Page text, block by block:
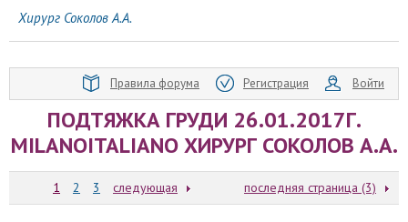
Хирург Соколов А.А.
Правила форума Регистрация Войти
ПОДТЯЖКА ГРУДИ 26.01.2017Г.
MILANOITALIANO ХИРУРГ СОКОЛОВ А.А.
1 2 3 следующая последняя страница (3)